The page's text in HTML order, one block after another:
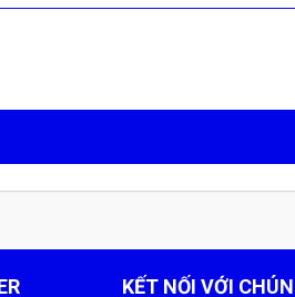
KẾT NỐI VỚI